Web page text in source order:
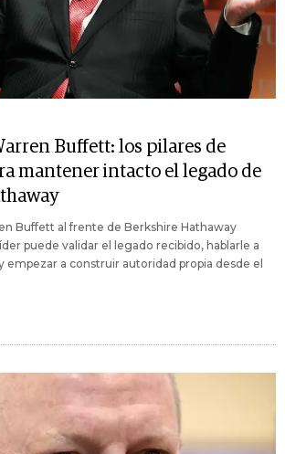
Buffett: los pilares de
mantener intacto el legado de
Buffett al frente de Berkshire Hathaway
puede validar el legado recibido, hablarle a
empezar a construir autoridad propia desde el